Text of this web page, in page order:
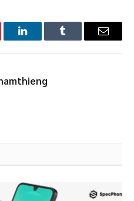
LinkedInTumblr Email